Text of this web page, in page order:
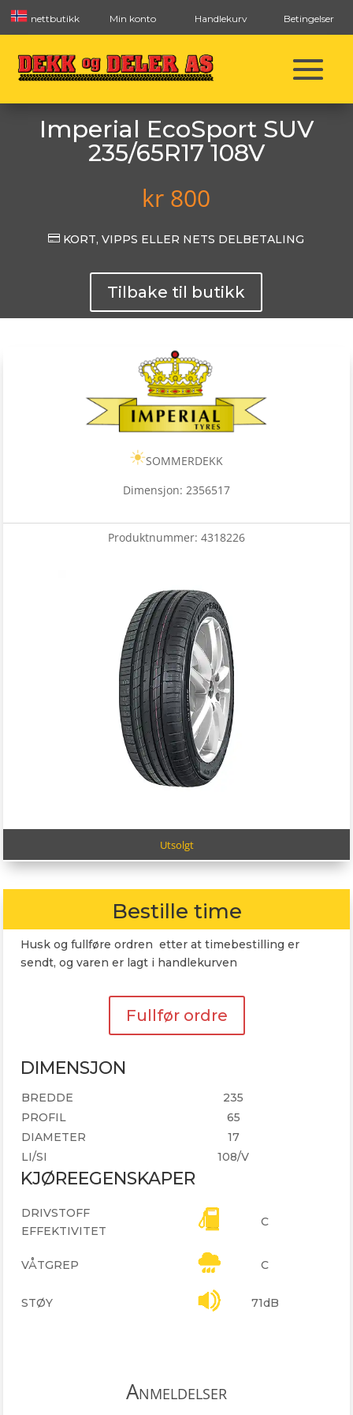
nettbutikk Min konto Handlekurv Betingelser
Imperial EcoSport SUV
235/65R17 108V
kr 800
 KORT, VIPPS ELLER NETS DELBETALING
Tilbake til butikk
SOMMERDEKK
Dimensjon: 2356517
Produktnummer: 4318226
Utsolgt
Bestille time
Husk og fullføre ordren etter at timebestilling er
sendt, og varen er lagt i handlekurven
Fullfør ordre
DIMENSJON
BREDDE
235
PROFIL
65
DIAMETER
17
LI/SI
108/V
KJØREEGENSKAPER
DRIVSTOFF
EFFEKTIVITET
C
VÅTGREP C
STØY 71dB
Anmeldelser